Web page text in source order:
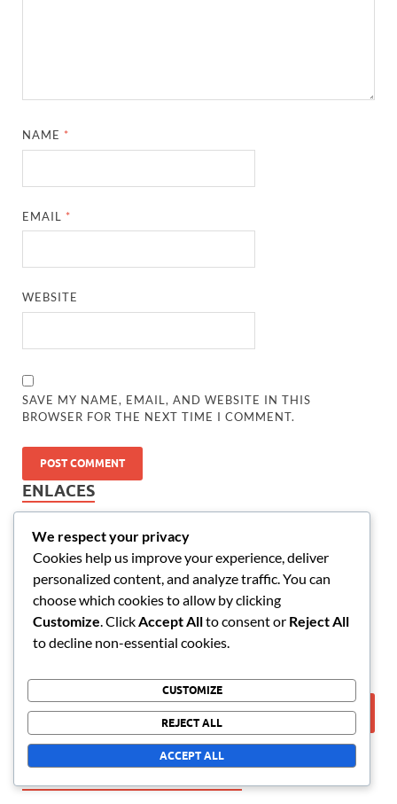
NAME *
EMAIL *
WEBSITE
SAVE MY NAME, EMAIL, AND WEBSITE IN THIS
BROWSER FOR THE NEXT TIME I COMMENT.
ENLACES
Todas las publicaciones
Acerca de
Contáctanos
We respect your privacy
Cookies help us improve your experience, deliver
personalized content, and analyze traffic. You can
choose which cookies to allow by clicking
Customize . Click Accept Allto consent or Reject All
to decline non-essential cookies.
CUSTOMIZE
REJECT ALL
ACCEPT ALL